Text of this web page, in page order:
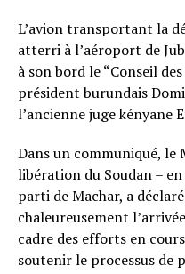
L’avion transportant la
atterri à l’aéroport de
à son bord le “Conseil
président burundais
l’ancienne juge kényane
Dans un communiqué,
libération du Soudan –
parti de Machar, a
chaleureusement
cadre des efforts en
soutenir le processus de